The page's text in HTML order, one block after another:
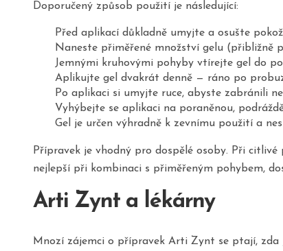
Doporučený způsob použití je následující:
Před aplikací důkladně umyjte a osušte
Naneste přiměřené množství gelu (přibližně
Jemnými kruhovými pohyby vtírejte gel do
Aplikujte gel dvakrát denně — ráno po
Po aplikaci si umyjte ruce, abyste zabránili
Vyhýbejte se aplikaci na poraněnou,
Gel je určen výhradně k zevnímu použití a
Přípravek je vhodný pro dospělé osoby. Při
nejlepší při kombinaci s přiměřeným pohybem,
Arti Zynt a lékárny
Mnozí zájemci o přípravek Arti Zynt se ptají,